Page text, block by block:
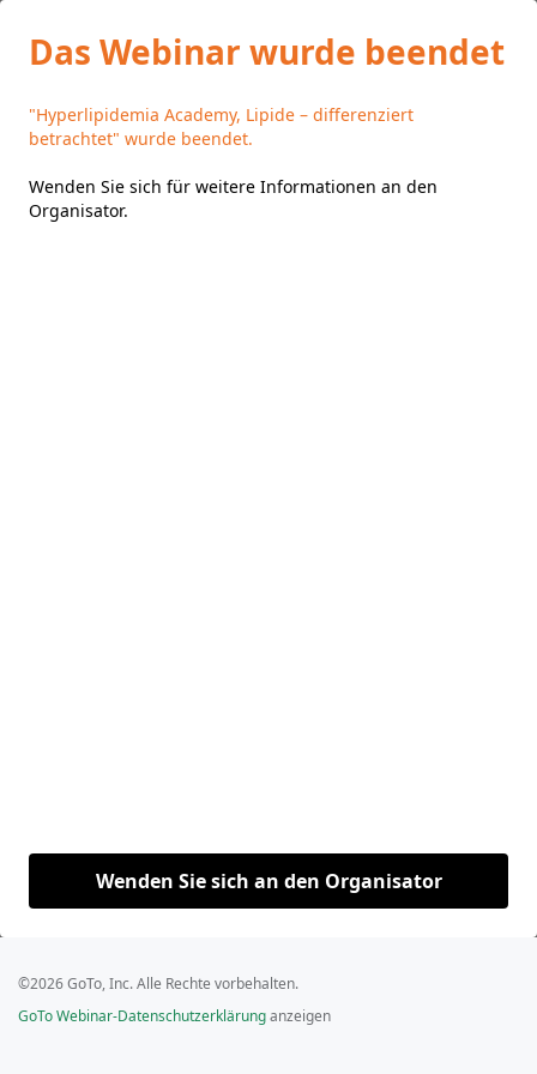
Das Webinar wurde beendet
"Hyperlipidemia Academy, Lipide – differenziert
betrachtet" wurde beendet.
Wenden Sie sich für weitere Informationen an den
Organisator.
Wenden Sie sich an den Organisator
©2026 GoTo, Inc. Alle Rechte vorbehalten.
GoTo Webinar-Datenschutzerklärunganzeigen